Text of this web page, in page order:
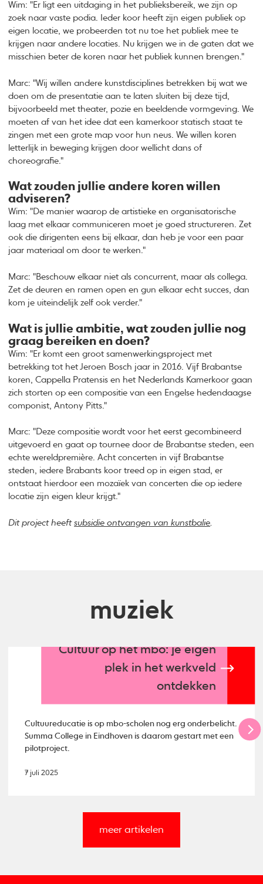
Wim: "Er ligt een uitdaging in het publieksbereik, we zijn op
zoek naar vaste podia. Ieder koor heeft zijn eigen publiek op
eigen locatie, we probeerden tot nu toe het publiek mee te
krijgen naar andere locaties. Nu krijgen we in de gaten dat we
misschien beter de koren naar het publiek kunnen brengen."
Marc: "Wij willen andere kunstdisciplines betrekken bij wat we
doen om de presentatie aan te laten sluiten bij deze tijd,
bijvoorbeeld met theater, pozie en beeldende vormgeving. We
moeten af van het idee dat een kamerkoor statisch staat te
zingen met een grote map voor hun neus. We willen koren
letterlijk in beweging krijgen door wellicht dans of
choreografie."
Wat zouden jullie andere koren willen
adviseren?
Wim: "De manier waarop de artistieke en organisatorische
laag met elkaar communiceren moet je goed structureren. Zet
ook die dirigenten eens bij elkaar, dan heb je voor een paar
jaar materiaal om door te werken."
Marc: "Beschouw elkaar niet als concurrent, maar als collega.
Zet de deuren en ramen open en gun elkaar echt succes, dan
kom je uiteindelijk zelf ook verder."
Wat is jullie ambitie, wat zouden jullie nog
graag bereiken en doen?
Wim: "Er komt een groot samenwerkingsproject met
betrekking tot het Jeroen Bosch jaar in 2016. Vijf Brabantse
koren, Cappella Pratensis en het Nederlands Kamerkoor gaan
zich storten op een compositie van een Engelse hedendaagse
componist, Antony Pitts."
Marc: "Deze compositie wordt voor het eerst gecombineerd
uitgevoerd en gaat op tournee door de Brabantse steden, een
echte wereldpremière. Acht concerten in vijf Brabantse
steden, iedere Brabants koor treed op in eigen stad, er
ontstaat hierdoor een mozaïek van concerten die op iedere
locatie zijn eigen kleur krijgt."
Dit project heeftsubsidie ontvangen van kunstbalie
muziek
Cultuur op het mbo: je eigen
plek in het werkveld
ontdekken
Cultuureducatie is op mbo-scholen nog erg onderbelicht.
Summa College in Eindhoven is daarom gestart met een
pilotproject.
7 juli 2025
meer artikelen